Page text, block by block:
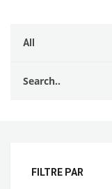
FILTRE PAR